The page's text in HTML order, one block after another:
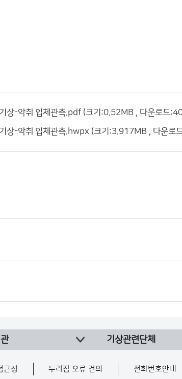
상-악취 입체관측.pdf (크기:0.52MB , 다운로드
상-악취 입체관측.hwpx (크기:3.917MB , 다운로
기상관련단체
근성 누리집 오류 건의 전화번호안내